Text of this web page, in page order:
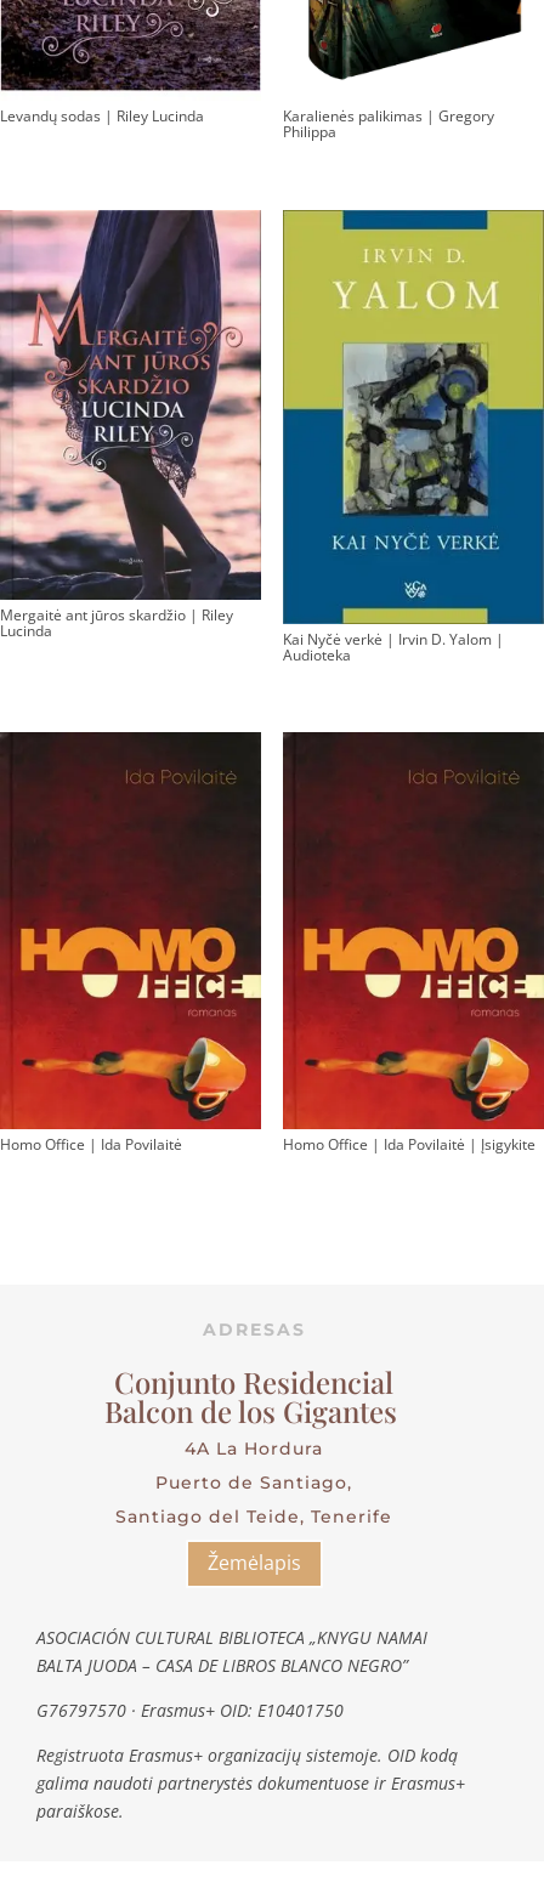
Levandų sodas | Riley Lucinda Karalienės palikimas | Gregory
Philippa
Mergaitė ant jūros skardžio | Riley
Lucinda Kai Nyčė verkė | Irvin D. Yalom |
Audioteka
Homo Office | Ida Povilaitė Homo Office | Ida Povilaitė | Įsigykite
ADRESAS
Conjunto Residencial
Balcon de los Gigantes
4A La Hordura
Puerto de Santiago,
Santiago del Teide, Tenerife
Žemėlapis
ASOCIACIÓN CULTURAL BIBLIOTECA „KNYGU NAMAI
BALTA JUODA – CASA DE LIBROS BLANCO NEGRO”
G76797570 · Erasmus+ OID: E10401750
Registruota Erasmus+ organizacijų sistemoje. OID kodą
galima naudoti partnerystės dokumentuose ir Erasmus+
paraiškose.